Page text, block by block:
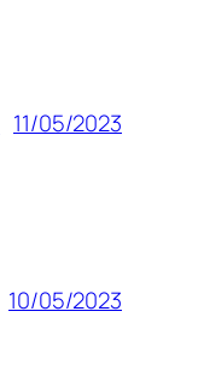
11/05/2023
10/05/2023